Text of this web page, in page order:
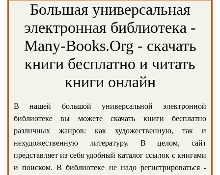
Большая универсальная
электронная библиотека -
Many-Books.Org - скачать
книги бесплатно и читать
книги онлайн
В нашей большой универсальной электронной
библиотеке вы можете скачать книги бесплатно
различных жанров: как художественную, так и
нехудожественную литературу. В целом, сайт
представляет из себя удобный каталог ссылок с книгами
и поиском. В библиотеке не надо регистрироваться -